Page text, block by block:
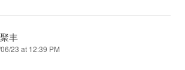
丰
23 at 12:39 PM